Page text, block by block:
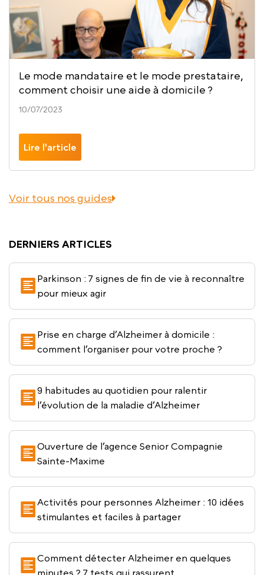
Le mode mandataire et le mode prestataire,
comment choisir une aide à domicile ?
10/07/2023
Lire l'article
Voir tous nos guides
DERNIERS ARTICLES
Parkinson : 7 signes de fin de vie à reconnaître
pour mieux agir
Prise en charge d’Alzheimer à domicile :
comment l’organiser pour votre proche ?
9 habitudes au quotidien pour ralentir
l’évolution de la maladie d’Alzheimer
Ouverture de l’agence Senior Compagnie
Sainte-Maxime
Activités pour personnes Alzheimer : 10 idées
stimulantes et faciles à partager
Comment détecter Alzheimer en quelques
minutes ? 7 tests qui rassurent